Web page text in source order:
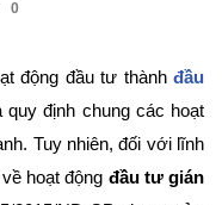
0
động đầu tư thành đầu
định chung các hoạt
Tuy nhiên, đối với lĩnh
hoạt động đầu tư gián